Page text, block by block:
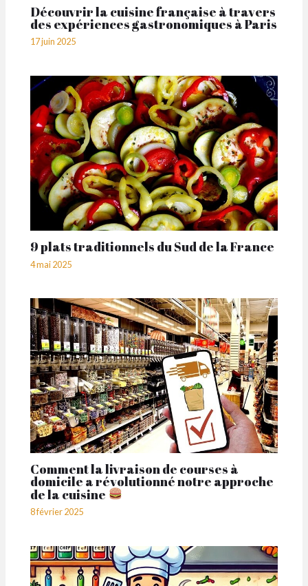
Découvrir la cuisine française à travers
des expériences gastronomiques à Paris
17 juin 2025
9 plats traditionnels du Sud de la France
4 mai 2025
Comment la livraison de courses à
domicile a révolutionné notre approche
de la cuisine
8 février 2025